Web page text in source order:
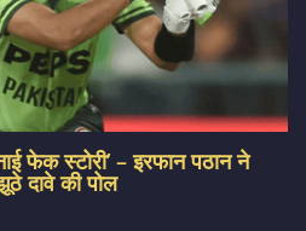
फेक स्टोरी’ – इरफान पठान ने
दावे की पोल